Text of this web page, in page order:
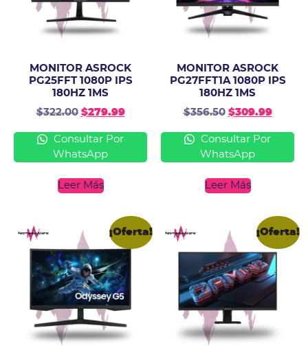
MONITOR ASROCK
PG25FFT 1080P IPS
180HZ 1MS
$322.00 $279.99
Consultar Por
WhatsApp
Leer Más
MONITOR ASROCK
PG27FFT1A 1080P IPS
180HZ 1MS
$356.50 $309.99
Consultar Por
WhatsApp
Leer Más
¡Oferta! ¡Oferta!